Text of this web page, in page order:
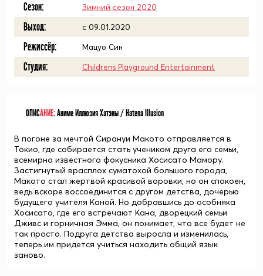
Сезон: Зимний сезон 2020
Выход: c 09.01.2020
Режиссёр: Мацуо Син
Студия: Childrens Playground Entertainment
ОПИСАНИЕ:Аниме Иллюзия Хатэны / Hatena Illusion
В погоне за мечтой Сирануи Макото отправляется в
Токио, где собирается стать учеником друга его семьи,
всемирно известного фокусника Хосисато Мамору.
Застигнутый врасплох суматохой большого города,
Макото стал жертвой красивой воровки, но он спокоен,
ведь вскоре воссоединится с другом детства, дочерью
будущего учителя Каной. Но добравшись до особняка
Хосисато, где его встречают Кана, дворецкий семьи
Дживс и горничная Эмма, он понимает, что все будет не
так просто. Подруга детства выросла и изменилась,
теперь им придется учиться находить общий язык
заново.